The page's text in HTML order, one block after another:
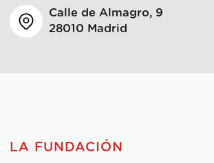
Calle de Almagro, 9
28010 Madrid
LA FUNDACIÓN